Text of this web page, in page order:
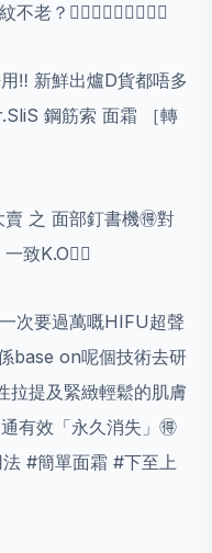
老？🙋🏻‍♀️🙋🏻‍♀️🙋🏻‍♀️
‼️ 新鮮出爐D貨都唔多
鋼筋索 面霜 ［轉
之 面部釘書機🉐對
致K.O🙂‍↕️
次要過萬嘅HIFU超聲
base on呢個技術去研
拉提及緊緻輕鬆的肌膚
有效「永久消失」🉐
#簡單面霜 #下至上